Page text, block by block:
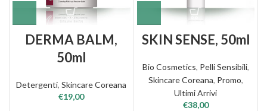
DERMA BALM,
50ml
Detergenti,Skincare Coreana
€19,00
SKIN SENSE, 50ml
Bio Cosmetics, Pelli Sensibili,
Skincare Coreana, Promo,
Ultimi Arrivi
€38,00